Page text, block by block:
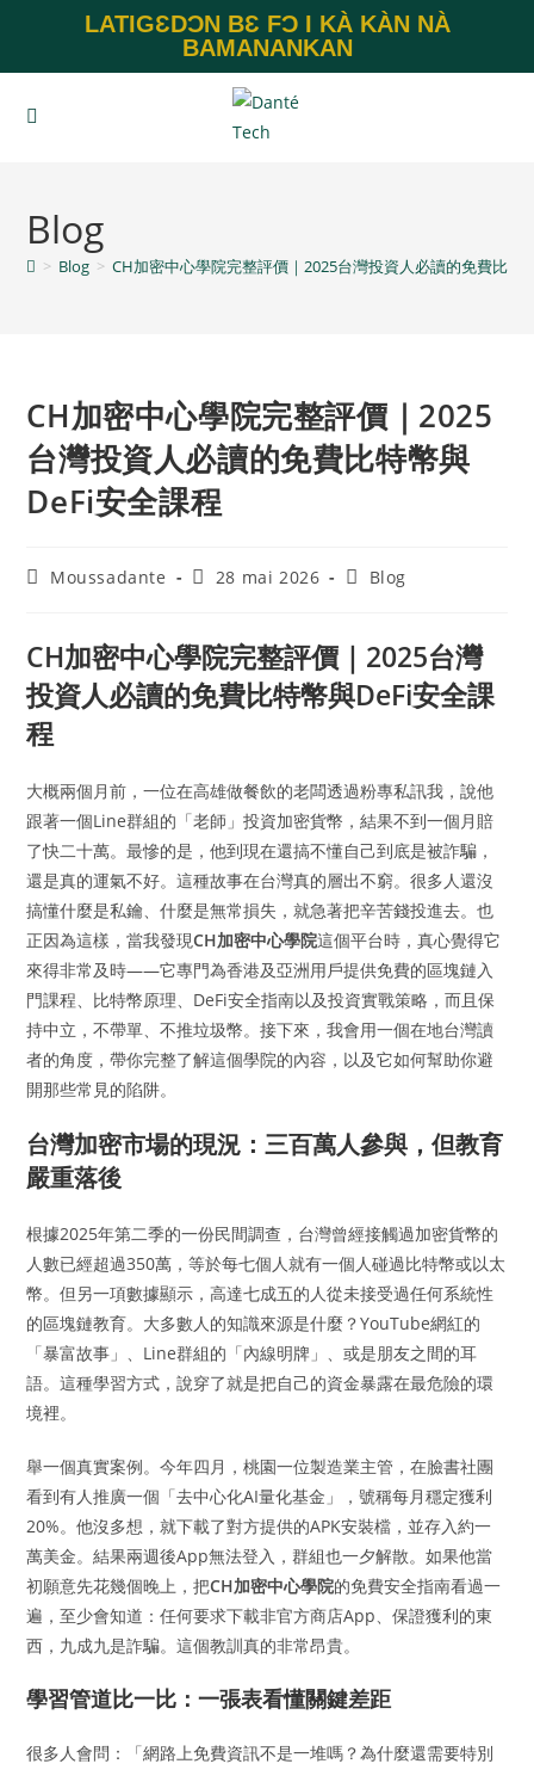
LATIGƐDƆN BƐ FƆ I KÀ KÀN NÀ
BAMANANKAN
Blog
> Blog > CH加密中心學院完整評價｜2025台灣投資人必讀的免費比特
CH加密中心學院完整評價｜2025
台灣投資人必讀的免費比特幣與
DeFi安全課程
Moussadante 28 mai 2026 Blog
CH加密中心學院完整評價｜2025台灣
投資人必讀的免費比特幣與DeFi安全課
程
大概兩個月前，一位在高雄做餐飲的老闆透過粉專私訊我，說他
跟著一個Line群組的「老師」投資加密貨幣，結果不到一個月賠
了快二十萬。最慘的是，他到現在還搞不懂自己到底是被詐騙，
還是真的運氣不好。這種故事在台灣真的層出不窮。很多人還沒
搞懂什麼是私鑰、什麼是無常損失，就急著把辛苦錢投進去。也
正因為這樣，當我發現CH加密中心學院這個平台時，真心覺得它
來得非常及時——它專門為香港及亞洲用戶提供免費的區塊鏈入
門課程、比特幣原理、DeFi安全指南以及投資實戰策略，而且保
持中立，不帶單、不推垃圾幣。接下來，我會用一個在地台灣讀
者的角度，帶你完整了解這個學院的內容，以及它如何幫助你避
開那些常見的陷阱。
台灣加密市場的現況：三百萬人參與，但教育
嚴重落後
根據2025年第二季的一份民間調查，台灣曾經接觸過加密貨幣的
人數已經超過350萬，等於每七個人就有一個人碰過比特幣或以太
幣。但另一項數據顯示，高達七成五的人從未接受過任何系統性
的區塊鏈教育。大多數人的知識來源是什麼？YouTube網紅的
「暴富故事」、Line群組的「內線明牌」、或是朋友之間的耳
語。這種學習方式，說穿了就是把自己的資金暴露在最危險的環
境裡。
舉一個真實案例。今年四月，桃園一位製造業主管，在臉書社團
看到有人推廣一個「去中心化AI量化基金」，號稱每月穩定獲利
20%。他沒多想，就下載了對方提供的APK安裝檔，並存入約一
萬美金。結果兩週後App無法登入，群組也一夕解散。如果他當
初願意先花幾個晚上，把CH加密中心學院的免費安全指南看過一
遍，至少會知道：任何要求下載非官方商店App、保證獲利的東
西，九成九是詐騙。這個教訓真的非常昂貴。
學習管道比一比：一張表看懂關鍵差距
很多人會問：「網路上免費資訊不是一堆嗎？為什麼還需要特別